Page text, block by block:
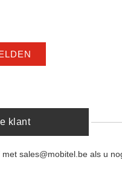
klant
sales@mobitel.be als u